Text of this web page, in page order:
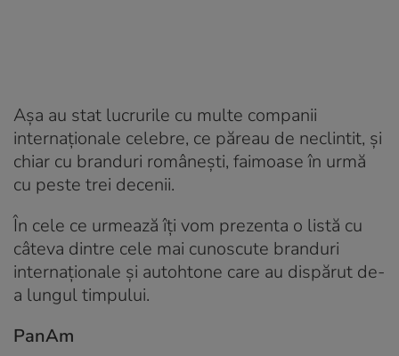
Așa au stat lucrurile cu multe companii
internaţionale celebre, ce păreau de neclintit, și
chiar cu branduri româneşti, faimoase în urmă
cu peste trei decenii.
În cele ce urmează îți vom prezenta o listă cu
câteva dintre cele mai cunoscute branduri
internaționale și autohtone care au dispărut de-
a lungul timpului.
PanAm